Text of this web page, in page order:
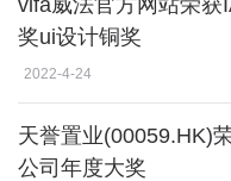
vifa威法官方网站荣获
奖ui设计铜奖
2022-4-24
天誉置业(00059.HK)
公司年度大奖